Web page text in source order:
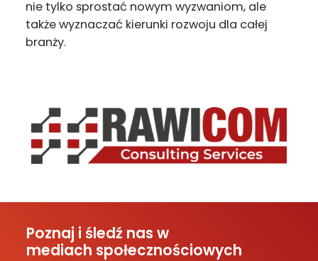
nie tylko sprostać nowym wyzwaniom, ale
także wyznaczać kierunki rozwoju dla całej
branży.
Poznaj i śledź nas w
mediach społecznościowych